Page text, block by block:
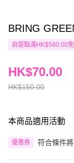
BRING
自提點滿HK$580.00
HK$150.00
HK$70.00
本商品適用活動
優惠券 符合條件